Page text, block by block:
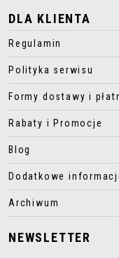
DLA KLIENTA
Regulamin
Polityka serwisu
Formy dostawy i
Rabaty i Promocje
Blog
Dodatkowe
Archiwum
NEWSLETTER